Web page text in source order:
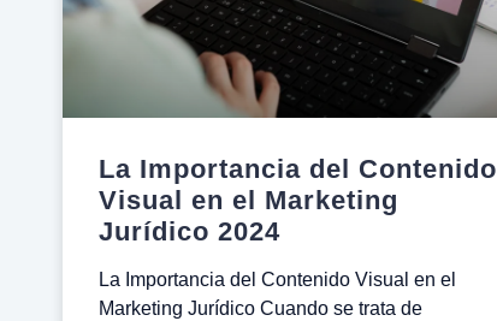
La Importancia del Contenido
Visual en el Marketing
Jurídico 2024
La Importancia del Contenido Visual en el
Marketing Jurídico Cuando se trata de